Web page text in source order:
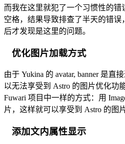
而我在这里就犯了一个习惯性的错
空格，结果导致排查了半天的错
后才发现是这里的问题。
优化图片加载方式
由于 Yukina 的 avatar, banner 是直
以无法享受到 Astro 的图片优化功
Fuwari 项目中一样的方式：用
片，这样就可以享受到 Astro 的图
添加文内属性显示